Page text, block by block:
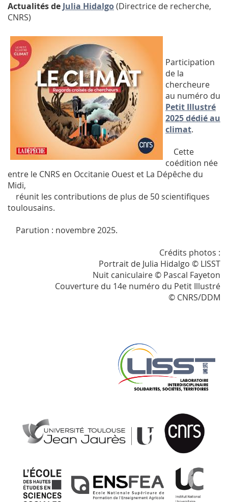
Actualités deJulia Hidalgo(Directrice de recherche,
CNRS)
Participation
de la
chercheure
au numéro du
Petit Illustré
2025 dédié au
climat.
Cette
coédition née
entre le CNRS en Occitanie Ouest et La Dépêche du
Midi,
réunit les contributions de plus de 50 scientifiques
toulousains.
Parution : novembre 2025.
Crédits photos :
Portrait de Julia Hidalgo © LISST
Nuit caniculaire © Pascal Fayeton
Couverture du 14e numéro du Petit Illustré
© CNRS/DDM